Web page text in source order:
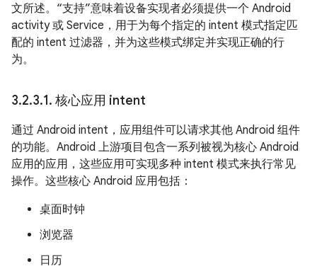
文所述。“支持”意味着设备实现者必须提供一个 Android
activity 或 Service，用于为每个指定的 intent 模式指定匹
配的 intent 过滤器，并为这些模式绑定并实现正确的行
为。
3.2.3.1. 核心应用 intent
通过 Android intent，应用组件可以请求其他 Android 组件
的功能。Android 上游项目包含一系列被视为核心 Android
应用的应用，这些应用可实现多种 intent 模式来执行常见
操作。这些核心 Android 应用包括：
桌面时钟
浏览器
日历